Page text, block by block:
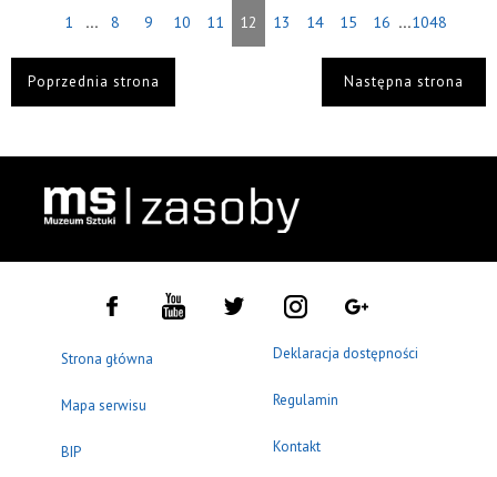
1 ... 8 9 10 11 12 13 14 15 16 ...1048
Poprzednia strona Następna strona
Strona główna
Mapa serwisu
BIP
Deklaracja dostępności
Regulamin
Kontakt